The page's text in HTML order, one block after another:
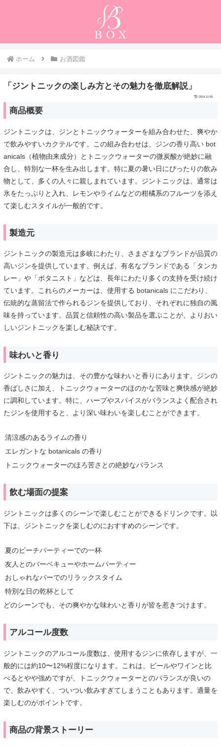
ホーム お酒図鑑
「ジントニックの楽しみ方とその魅力を徹底解説」
2024.12.05
商品概要
ジントニックは、ジンとトニックウォーターを組み合わせた、爽やか
で飲みやすいカクテルです。この組み合わせは、ジンの香り高い bot
anicals（植物由来成分）とトニックウォーターの微炭酸が絶妙に融
合し、特別な一杯を生み出します。特に夏の暑い日にぴったりの飲み
物として、多くの人々に親しまれています。ジントニックは、通常は
氷をたっぷりと入れ、レモンやライムなどの柑橘系のフルーツを添え
て楽しむスタイルが一般的です。
製造元
ジントニックの製造元は多岐にわたり、さまざまなブランドが品質の
高いジンを提供しています。例えば、有名なブランドである「タンカ
レー」や「ボタニスト」などは、長年にわたり多くの支持を受け続け
ています。これらのメーカーは、使用する botanicals にこだわり、
伝統的な蒸留法で作られるジンを提供しており、それぞれに独自の風
味を持っています。品質と信頼性の高い製品を選ぶことが、よりおい
しいジントニックを楽しむ秘訣です。
味わいと香り
ジントニックの魅力は、その豊かな味わいと香りにあります。ジンの
香ばしさに加え、トニックウォーターのほのかな苦味と爽快感が絶妙
に調和しています。特に、ハーブやスパイスがバランスよく配合され
たジンを使用すると、より深い味わいを楽しむことができます。
清涼感のあるライムの香り
エレガントな botanicals の香り
トニックウォーターのほろ苦さとの絶妙なバランス
飲む場面の提案
ジントニックは多くのシーンで楽しむことができるドリンクです。以
下は、ジントニックを楽しむのにおすすめのシーンです。
夏のビーチパーティーでの一杯
友人とのバーベキューやホームパーティー
おしゃれなバーでのリラックスタイム
特別な日の乾杯として
どのシーンでも、その爽やかな味わいと香りが皆を惹きつけます。
アルコール度数
ジントニックのアルコール度数は、使用するジンに依存しますが、一
般的には約10〜12%程度になります。これは、ビールやワインと比
べるとやや強めですが、トニックウォーターとのバランスが良いの
で、飲みやすく、ついつい飲みすぎてしまうこともあります。適量を
楽しむのがポイントです。
商品の背景ストーリー